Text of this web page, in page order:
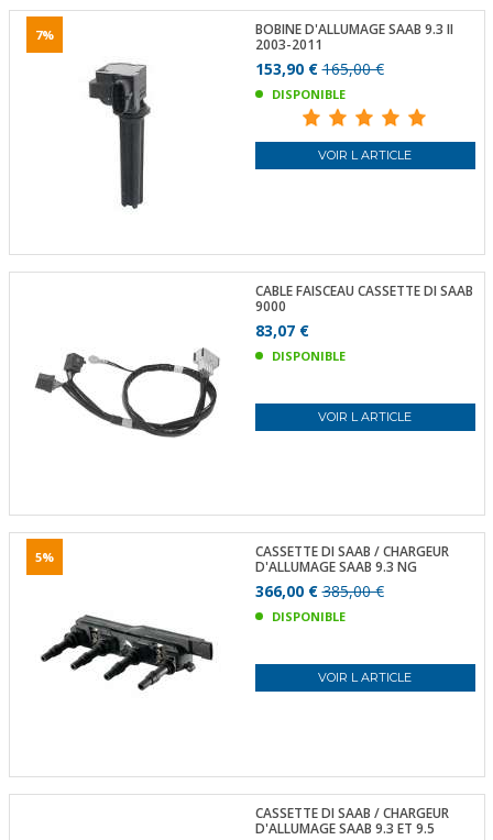
7%
BOBINE D'ALLUMAGE SAAB 9.3 II
2003-2011
153,90 €165,00 €
DISPONIBLE
VOIR L ARTICLE
CABLE FAISCEAU CASSETTE DI SAAB
9000
83,07 €
DISPONIBLE
VOIR L ARTICLE
5%
CASSETTE DI SAAB / CHARGEUR
D'ALLUMAGE SAAB 9.3 NG
366,00 €385,00 €
DISPONIBLE
VOIR L ARTICLE
CASSETTE DI SAAB / CHARGEUR
D'ALLUMAGE SAAB 9.3 ET 9.5